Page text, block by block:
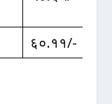
६०.११/-